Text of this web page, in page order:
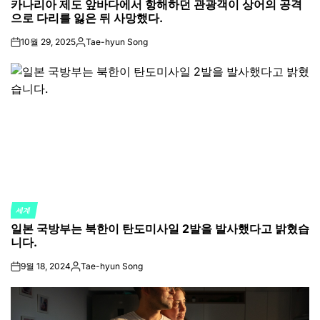
IN
카나리아 제도 앞바다에서 항해하던 관광객이 상어의 공격
으로 다리를 잃은 뒤 사망했다.
on10월 29, 2025Posted
Tae-hyun Song
POSTED
IN
세계
일본 국방부는 북한이 탄도미사일 2발을 발사했다고 밝혔습
니다.
on9월 18, 2024Posted
Tae-hyun Song